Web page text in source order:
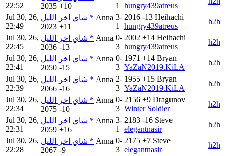
22:52
2035 +10
1
hungry439atreus
Jul 30, 26,
22:49
شاي اخر الليل * Anna
2023 +11
3-
1
2016 -13 Heihachi
hungry439atreus
h2h
Jul 30, 26,
22:45
شاي اخر الليل * Anna
2036 -13
0-
3
2002 +14 Heihachi
hungry439atreus
h2h
Jul 30, 26,
22:41
شاي اخر الليل * Anna
2050 -15
0-
3
1971 +14 Bryan
YaZaN2019.KiLA
h2h
Jul 30, 26,
22:39
شاي اخر الليل * Anna
2066 -16
2-
3
1955 +15 Bryan
YaZaN2019.KiLA
h2h
Jul 30, 26,
22:34
شاي اخر الليل * Anna
2075 -10
0-
3
2156 +9 Dragunov
Winter Soldier
h2h
Jul 30, 26,
22:31
شاي اخر الليل * Anna
2059 +16
3-
1
2183 -16 Steve
elegantnasir
h2h
Jul 30, 26,
22:28
شاي اخر الليل * Anna
2067 -9
0-
3
2175 +7 Steve
elegantnasir
h2h